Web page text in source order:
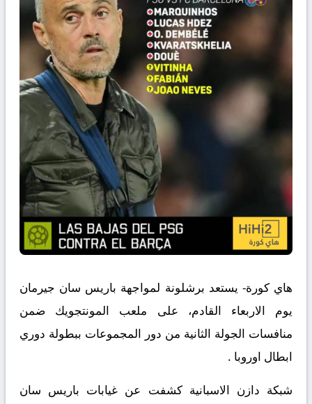
هاي كورة- يستعد برشلونة لمواجهة باريس سان جيرمان
يوم الاربعاء القادم، على ملعب المونتجويك ضمن
منافسات الجولة الثانية من دور المجموعات ببطولة دوري
ابطال اوروبا .
شبكة دازن الاسبانية كشفت عن غيابات باريس سان